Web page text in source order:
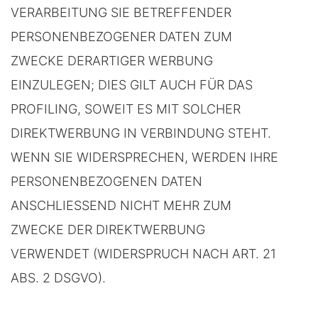
VERARBEITUNG SIE BETREFFENDER
PERSONENBEZOGENER DATEN ZUM
ZWECKE DERARTIGER WERBUNG
EINZULEGEN; DIES GILT AUCH FÜR DAS
PROFILING, SOWEIT ES MIT SOLCHER
DIREKTWERBUNG IN VERBINDUNG STEHT.
WENN SIE WIDERSPRECHEN, WERDEN IHRE
PERSONENBEZOGENEN DATEN
ANSCHLIESSEND NICHT MEHR ZUM
ZWECKE DER DIREKTWERBUNG
VERWENDET (WIDERSPRUCH NACH ART. 21
ABS. 2 DSGVO).